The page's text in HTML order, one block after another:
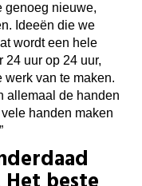
genoeg nieuwe,
Ideeën die we
wordt een hele
24 uur op 24 uur,
werk van te maken.
allemaal de handen
handen maken